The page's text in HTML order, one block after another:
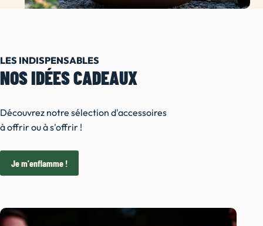
LES INDISPENSABLES
NOS IDÉES CADEAUX
Découvrez notre sélection d'accessoires
à offrir ou à s'offrir !
Je m'enflamme !